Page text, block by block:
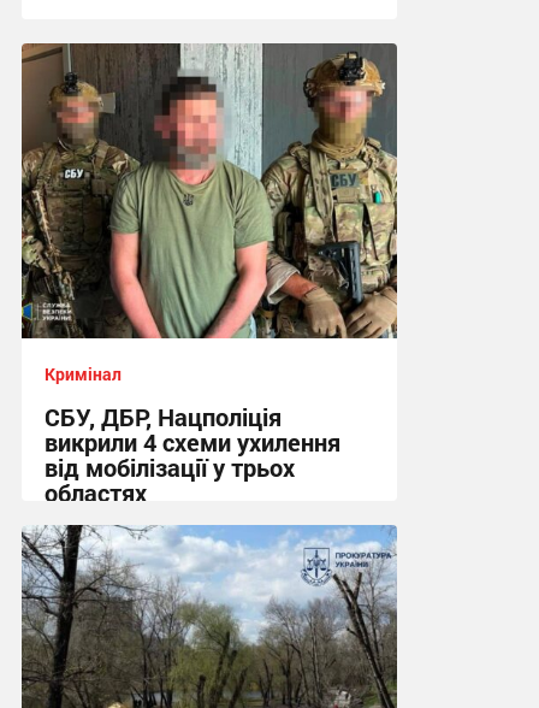
21:49 вчора
Кримінал
СБУ, ДБР, Нацполіція
викрили 4 схеми ухилення
від мобілізації у трьох
областях
13:48 вчора